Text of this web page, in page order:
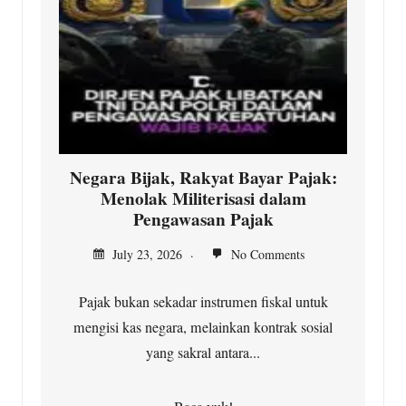
Negara Bijak, Rakyat Bayar Pajak:
Menolak Militerisasi dalam
Pengawasan Pajak
July 23, 2026 No Comments
Pajak bukan sekadar instrumen fiskal untuk
mengisi kas negara, melainkan kontrak sosial
yang sakral antara...